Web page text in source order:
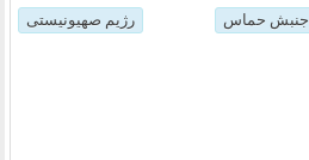
جنبش حماس
رژیم صهیونیستی